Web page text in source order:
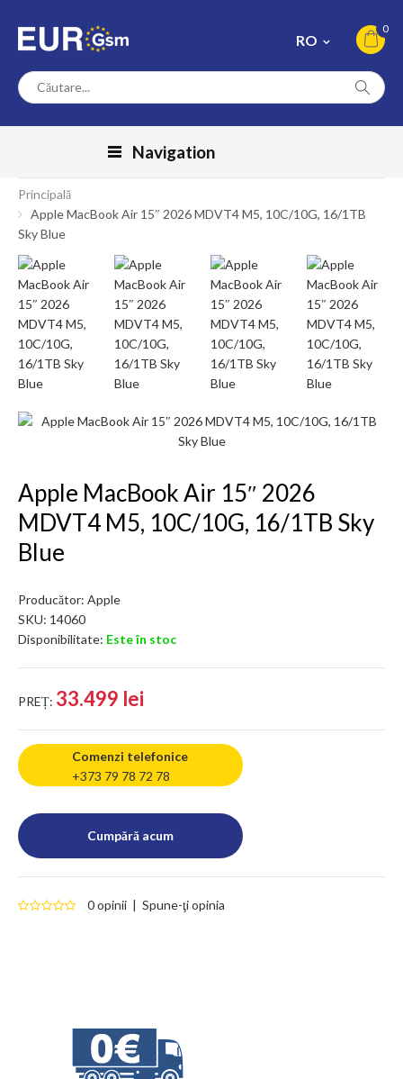
0
RO
Navigation
Principală
Apple MacBook Air 15″ 2026 MDVT4 M5, 10C/10G, 16/1TB
Sky Blue
Apple MacBook Air 15″ 2026
MDVT4 M5, 10C/10G, 16/1TB Sky
Blue
Producător: Apple
SKU: 14060
Disponibilitate: Este în stoc
PREȚ: 33.499 lei
Comenzi telefonice
+373 79 78 72 78
0 opinii | Spune-ţi opinia